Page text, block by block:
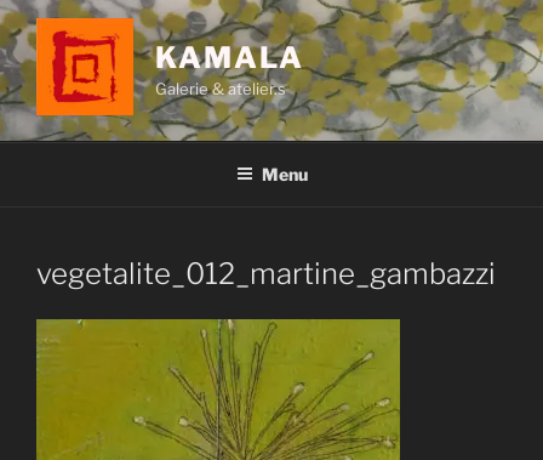
Aller
au
contenu
principal
KAMALA
Galerie & atelier.s
Menu
vegetalite_012_martine_gambazzi